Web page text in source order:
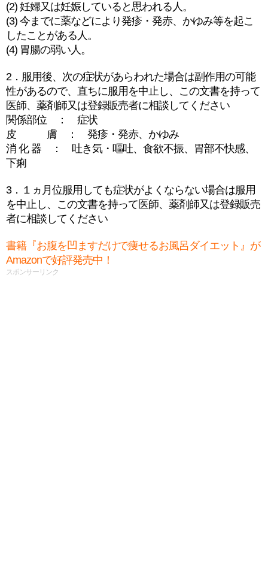
(2) 妊婦又は妊娠していると思われる人。
(3) 今までに薬などにより発疹・発赤、かゆみ等を起こ
したことがある人。
(4) 胃腸の弱い人。
2．服用後、次の症状があらわれた場合は副作用の可能
性があるので、直ちに服用を中止し、この文書を持って
医師、薬剤師又は登録販売者に相談してください
関係部位 ： 症状
皮 膚 ： 発疹・発赤、かゆみ
消 化 器 ： 吐き気・嘔吐、食欲不振、胃部不快感、
下痢
3．１ヵ月位服用しても症状がよくならない場合は服用
を中止し、この文書を持って医師、薬剤師又は登録販売
者に相談してください
書籍『お腹を凹ますだけで痩せるお風呂ダイエット』が
Amazonで好評発売中！
スポンサーリンク